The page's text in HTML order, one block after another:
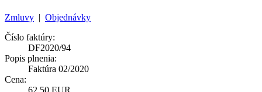
Zmluvy | Objednávky
Číslo faktúry:
DF2020/94
Popis plnenia:
Faktúra 02/2020
Cena:
62,50 EUR